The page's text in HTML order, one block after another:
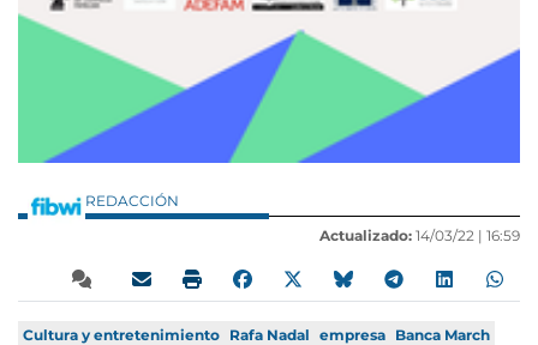
REDACCIÓN
Actualizado: 14/03/22 | 16:59
Cultura y entretenimiento Rafa Nadal empresa Banca March